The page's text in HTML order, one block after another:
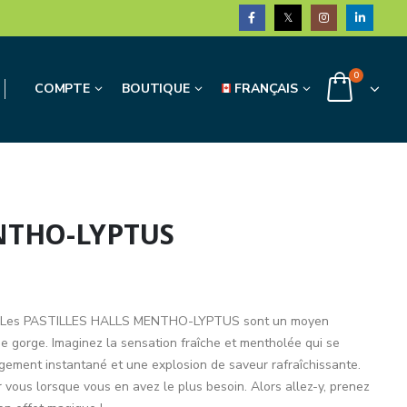
COMPTE BOUTIQUE FRANÇAIS
0
LYPTUS
PASTILLES HALLS MENTHO-LYPTUS sont un moyen
Imaginez la sensation fraîche et mentholée qui se
instantané et une explosion de saveur rafraîchissante.
lorsque vous en avez le plus besoin. Alors allez-y, prenez